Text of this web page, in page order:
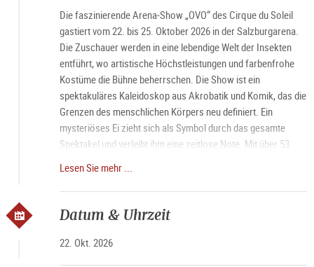
Die faszinierende Arena-Show „OVO“ des Cirque du Soleil
gastiert vom 22. bis 25. Oktober 2026 in der Salzburgarena.
Die Zuschauer werden in eine lebendige Welt der Insekten
entführt, wo artistische Höchstleistungen und farbenfrohe
Kostüme die Bühne beherrschen. Die Show ist ein
spektakuläres Kaleidoskop aus Akrobatik und Komik, das die
Grenzen des menschlichen Körpers neu definiert. Ein
mysteriöses Ei zieht sich als Symbol durch das gesamte
Spektakel und verleiht ihm eine zeitlose Note. Mit über 53
Vorstellungskraft der Besucher herausfordern und für einen
unvergesslichen Abend sorgen.
Weitere Informationen auf der
Veranstaltungsseite
Lesen Sie mehr ...
Datum & Uhrzeit
22. Okt. 2026